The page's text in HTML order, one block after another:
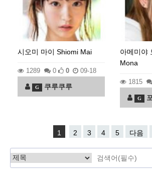
시오미 마이 Shiomi Mai
1289 0 0 09-18
G 쿠루쿠루
아메미야
Mona
1815
G
1 2 3 4 5 다음